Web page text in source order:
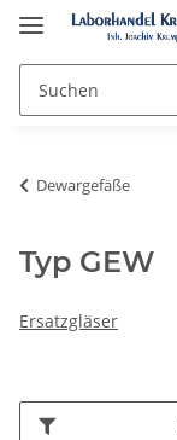
Dewargefäße
Typ GEW
Ersatzgläser